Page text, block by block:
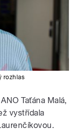
rozhlas
Taťána Malá,
vystřídala